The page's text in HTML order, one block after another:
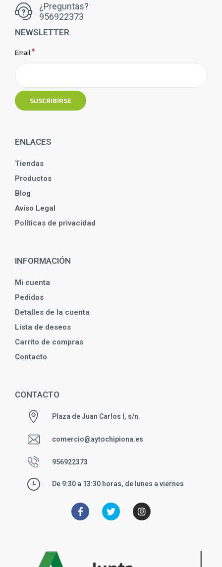
¿Preguntas?
956922373
NEWSLETTER
Email*
ENLACES
Tiendas
Productos
Blog
Aviso Legal
Políticas de privacidad
INFORMACIÓN
Mi cuenta
Pedidos
Detalles de la cuenta
Lista de deseos
Carrito de compras
Contacto
CONTACTO
Plaza de Juan Carlos I, s/n.
comercio@aytochipiona.es
956922373
De 9:30 a 13:30 horas, de lunes a viernes